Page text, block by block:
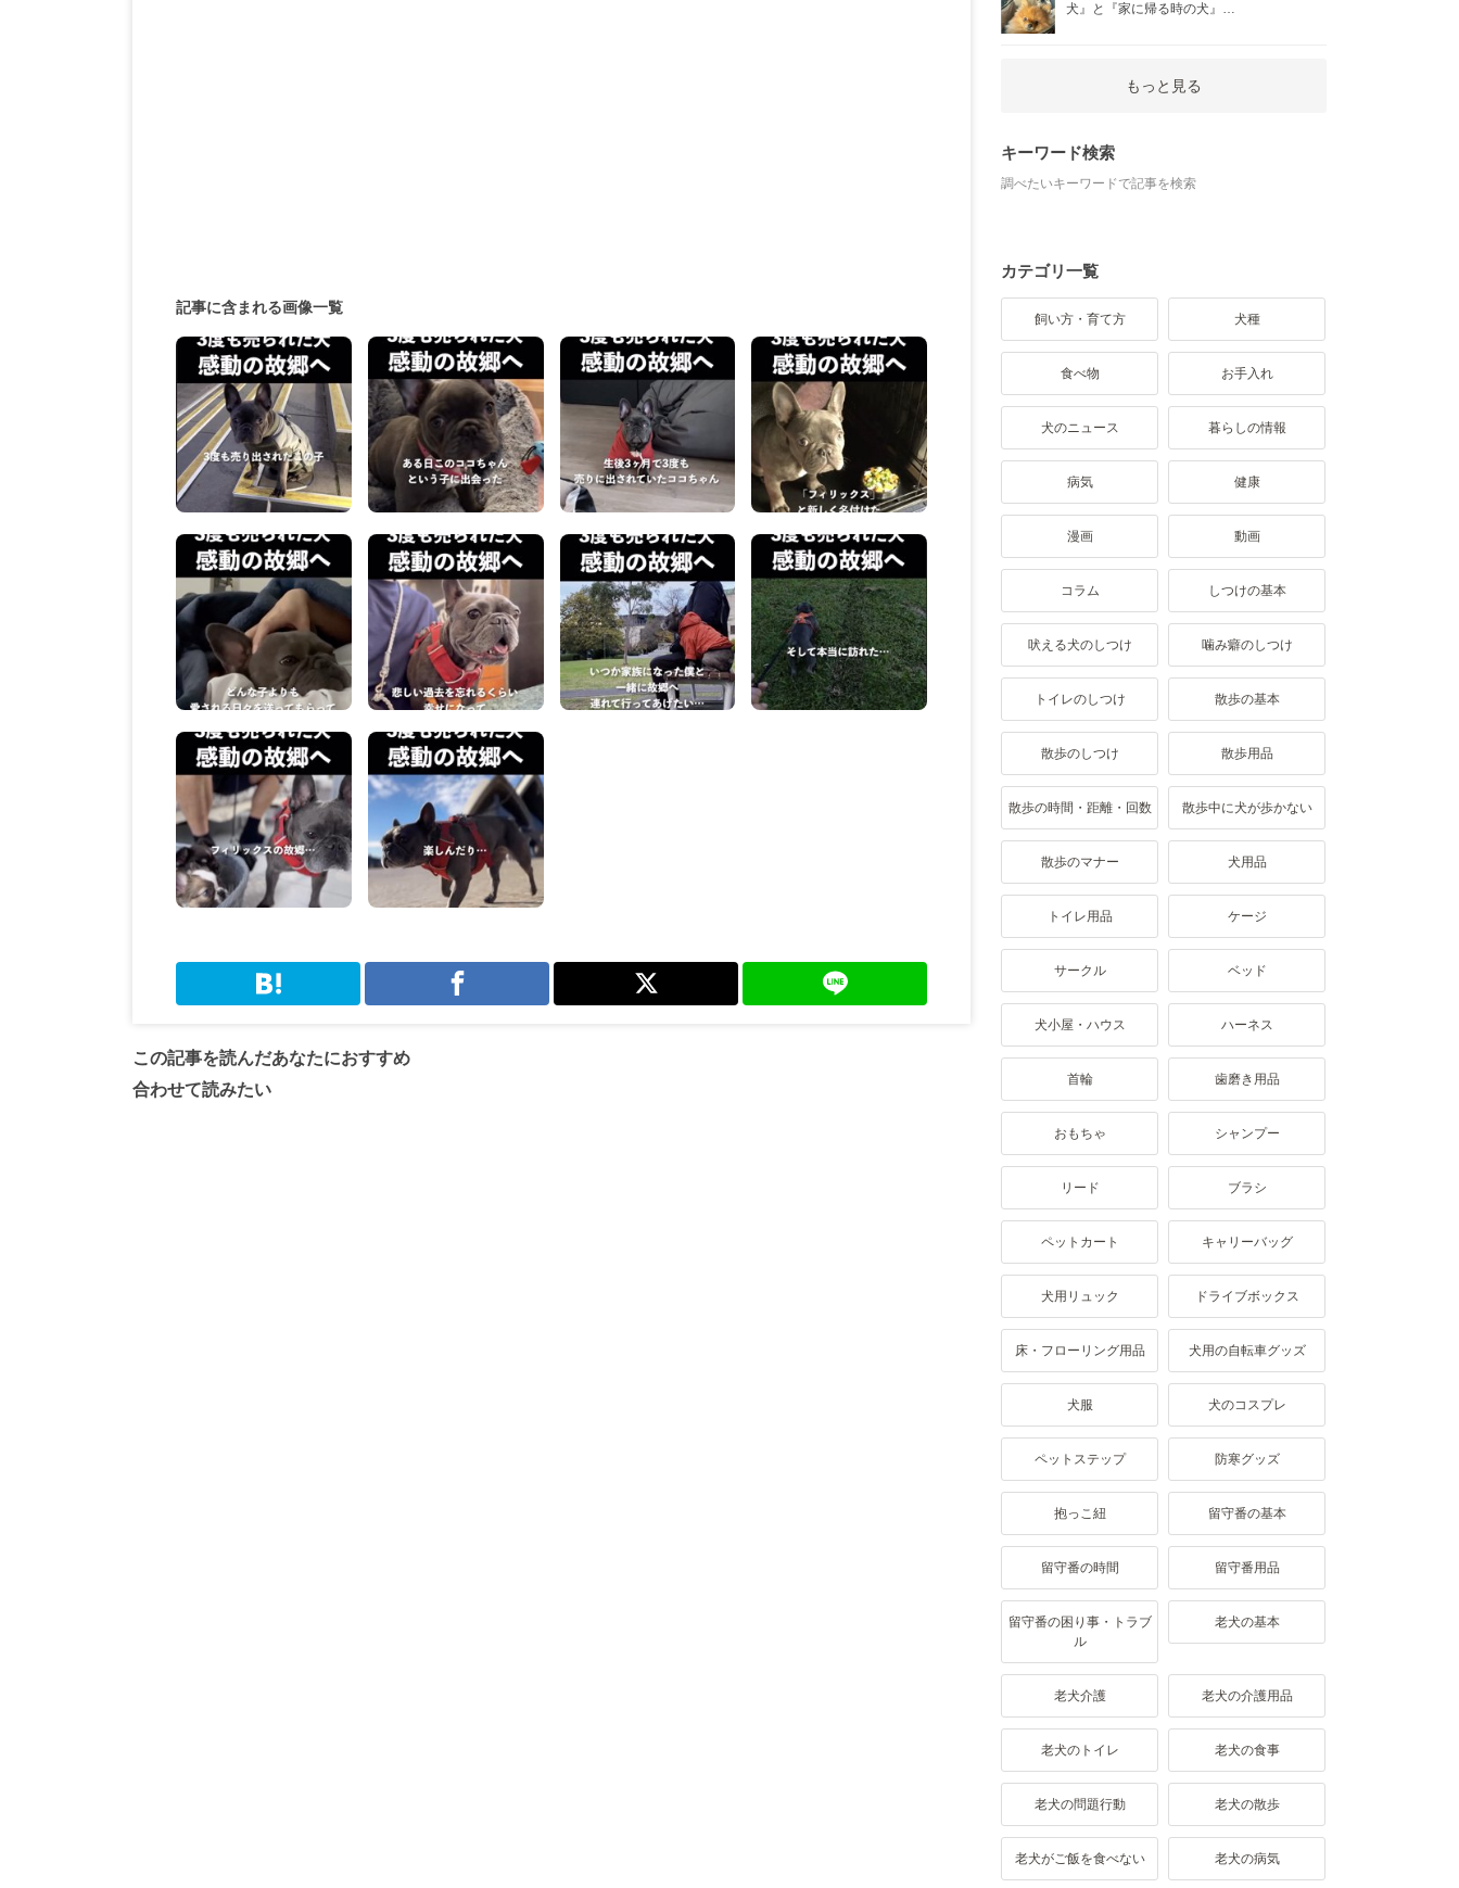
記事に含まれる画像一覧
この記事を読んだあなたにおすすめ
合わせて読みたい
犬』と『家に帰る時の犬』…
もっと見る
キーワード検索
調べたいキーワードで記事を検索
カテゴリ一覧
飼い方・育て方 犬種
食べ物 お手入れ
犬のニュース 暮らしの情報
病気 健康
漫画 動画
コラム しつけの基本
吠える犬のしつけ 噛み癖のしつけ
トイレのしつけ 散歩の基本
散歩のしつけ 散歩用品
散歩の時間・距離・回数 散歩中に犬が歩かない
散歩のマナー 犬用品
トイレ用品 ケージ
サークル ベッド
犬小屋・ハウス ハーネス
首輪 歯磨き用品
おもちゃ シャンプー
リード ブラシ
ペットカート キャリーバッグ
犬用リュック ドライブボックス
床・フローリング用品 犬用の自転車グッズ
犬服 犬のコスプレ
ペットステップ 防寒グッズ
抱っこ紐 留守番の基本
留守番の時間 留守番用品
留守番の困り事・トラブ
ル
老犬の基本
老犬介護 老犬の介護用品
老犬のトイレ 老犬の食事
老犬の問題行動 老犬の散歩
老犬がご飯を食べない 老犬の病気